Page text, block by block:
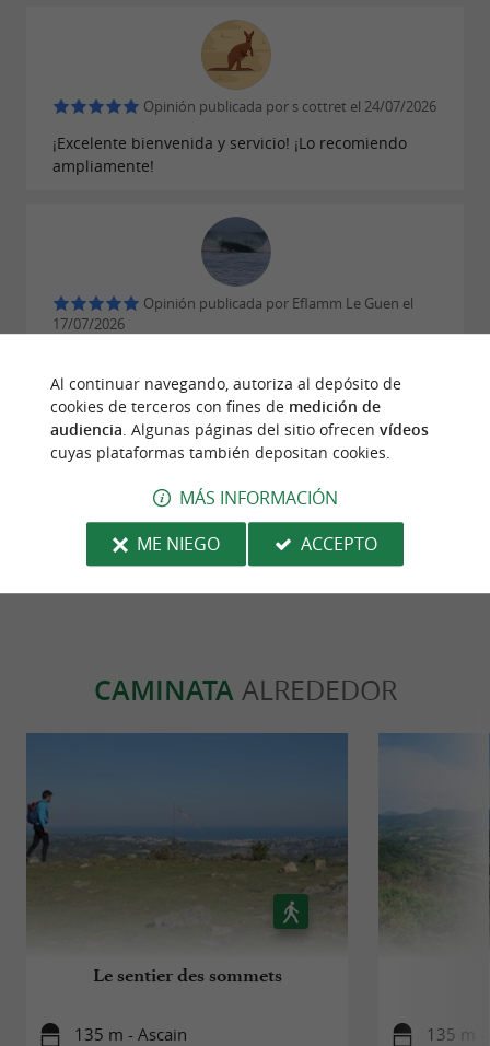
Opinión publicada por s cottret el 24/07/2026
¡Excelente bienvenida y servicio! ¡Lo recomiendo
ampliamente!
Opinión publicada por Eflamm Le Guen el
17/07/2026
gratuitamente reemplazando el núcleo de una
válvula. ¡Un gran agradecimiento por este gesto tan
amable! El personal es muy amable, sonriente y
profesional. Recomiendo ampliamente este taller.
ESCRIBIR UNA OPINIÓN
CAMINATAALREDEDOR
Le sentier des sommets
135 m - Ascain 135 m -
Al continuar navegando, autoriza al depósito de
cookies de terceros con fines de medición de
audiencia . Algunas páginas del sitio ofrecen vídeos
cuyas plataformas también depositan cookies.
MÁS INFORMACIÓN
ME NIEGO
ACCEPTO